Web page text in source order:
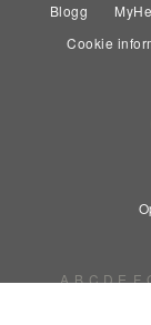
Blogg
Cookie
A B C D E F